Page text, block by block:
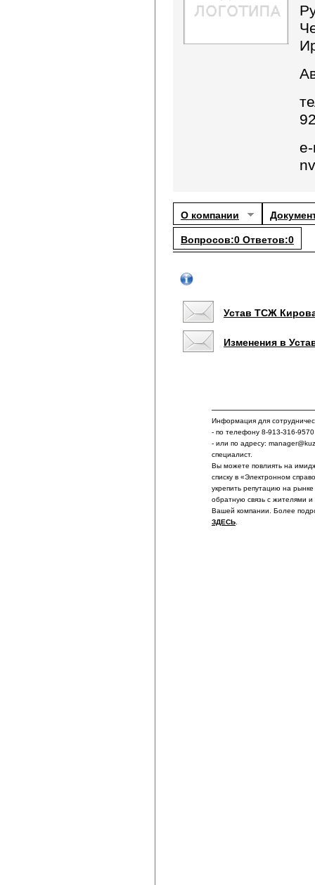
О компании
Вопросов:0 Ответов:0
Устав ТСЖ
Изменения в
Информация для
- по телефону 8-913-316-9570
- или по адресу:
специалист.
Вы можете повлиять на
списку в «Электронном
укрепить репутацию на
обратную связь с жителями и
Вашей компании. Более
ЗДЕСЬ